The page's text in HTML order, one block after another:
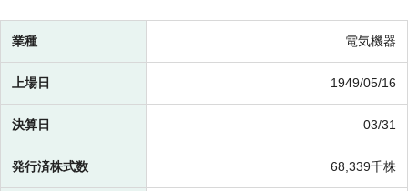
業種 電気機器
上場日 1949/05/16
決算日 03/31
発行済株式数 68,339千株